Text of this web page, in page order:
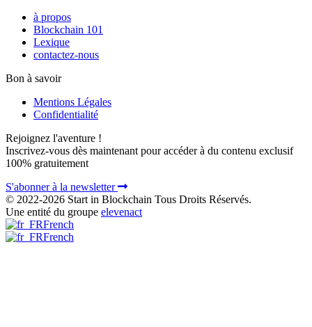
à propos
Blockchain 101
Lexique
contactez-nous
Bon à savoir
Mentions Légales
Confidentialité
Rejoignez l'aventure !
Inscrivez-vous dès maintenant pour accéder à du contenu exclusif
100% gratuitement
S'abonner à la newsletter
© 2022-2026 Start in Blockchain Tous Droits Réservés.
Une entité du groupe elevenact
French
French